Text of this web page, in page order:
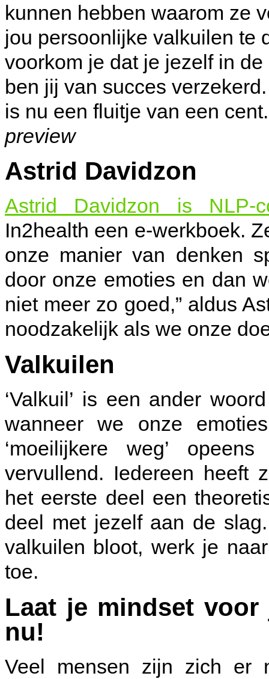
kunnen hebben waarom ze
jou persoonlijke valkuilen te
voorkom je dat je jezelf in
ben jij van succes
is nu een fluitje van een
preview
Astrid Davidzon
Astrid Davidzon is NLP-
In2health een e-werkboek.
onze manier van denken
door onze emoties en dan
niet meer zo goed,” aldus
noodzakelijk als we onze
Valkuilen
‘Valkuil’ is een ander
wanneer we onze
‘moeilijkere weg’
vervullend. Iedereen heeft
het eerste deel een
deel met jezelf aan de
valkuilen bloot, werk je
toe.
Laat je mindset
nu!
Veel mensen zijn zich er